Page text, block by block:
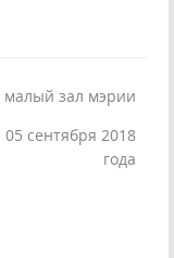
малый зал мэрии
05 сентября 2018
года